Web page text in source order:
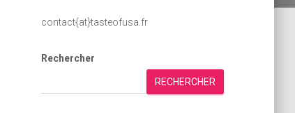
contact{at}tasteofusa.fr
Rechercher
RECHERCHER